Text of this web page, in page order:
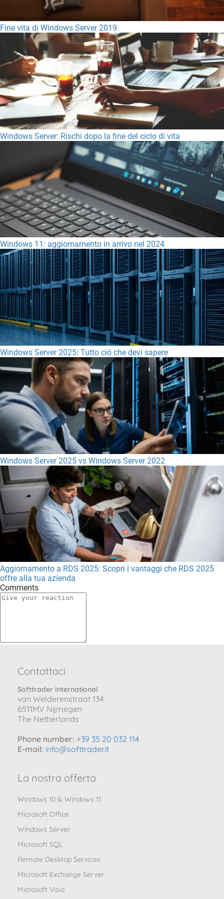
Fine vita di Windows Server 2019
Windows Server: Rischi dopo la fine del ciclo di vita
Windows 11: aggiornamento in arrivo nel 2024
Windows Server 2025: Tutto ciò che devi sapere
Windows Server 2025 vs Windows Server 2022
Aggiornamento a RDS 2025: Scopri i vantaggi che RDS 2025
offre alla tua azienda
Comments
Contattaci
Softtrader International
van Welderenstraat 134
6511MV Nijmegen
The Netherlands
Phone number: +39 35 20 032 114
E-mail: info@softtrader.it
La nostra offerta
Windows 10 & Windows 11
Microsoft Office
Windows Server
Microsoft SQL
Remote Desktop Services
Microsoft Exchange Server
Microsoft Visio